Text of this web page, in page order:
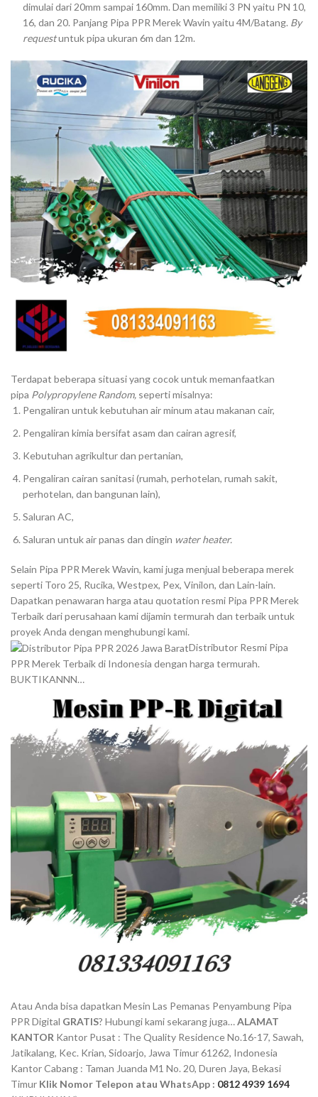
dimulai dari 20mm sampai 160mm. Dan memiliki 3 PN yaitu PN 10,
16, dan 20. Panjang Pipa PPR Merek Wavin yaitu 4M/Batang. By
requestuntuk pipa ukuran 6m dan 12m.
Terdapat beberapa situasi yang cocok untuk memanfaatkan
pipa Polypropylene Random, seperti misalnya:
Pengaliran untuk kebutuhan air minum atau makanan cair,
Pengaliran kimia bersifat asam dan cairan agresif,
Kebutuhan agrikultur dan pertanian,
Pengaliran cairan sanitasi (rumah, perhotelan, rumah sakit,
perhotelan, dan bangunan lain),
Saluran AC,
Saluran untuk air panas dan dingin water heater.
Selain Pipa PPR Merek Wavin, kami juga menjual beberapa merek
seperti Toro 25, Rucika, Westpex, Pex, Vinilon, dan Lain-lain.
Dapatkan penawaran harga atau quotation resmi Pipa PPR Merek
Terbaik dari perusahaan kami dijamin termurah dan terbaik untuk
proyek Anda dengan menghubungi kami.
Distributor Resmi Pipa
PPR Merek Terbaik di Indonesia dengan harga termurah.
BUKTIKANNN…
Atau Anda bisa dapatkan Mesin Las Pemanas Penyambung Pipa
PPR Digital GRATIS? Hubungi kami sekarang juga…ALAMAT
KANTOR Kantor Pusat : The Quality Residence No.16-17, Sawah,
Jatikalang, Kec. Krian, Sidoarjo, Jawa Timur 61262, Indonesia
Kantor Cabang : Taman Juanda M1 No. 20, Duren Jaya, Bekasi
Timur Klik Nomor Telepon atau WhatsApp : 0812 4939 1694